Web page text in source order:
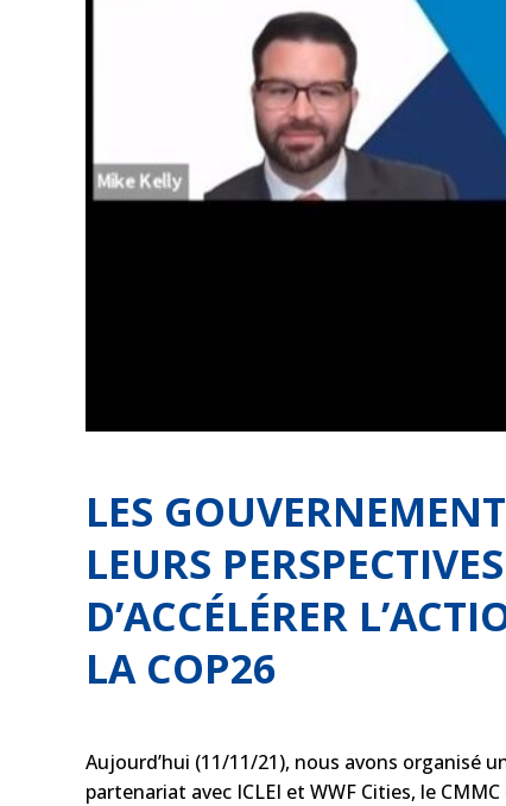
LES
LEURS
D’ACCÉLÉRER
LA COP26
Aujourd’hui (11/11/21), nous avons organisé
partenariat avec ICLEI et WWF Cities, le